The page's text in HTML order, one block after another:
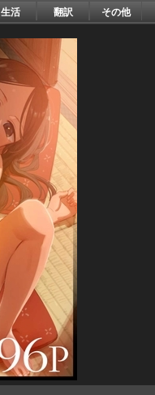
生活 翻訳 その他